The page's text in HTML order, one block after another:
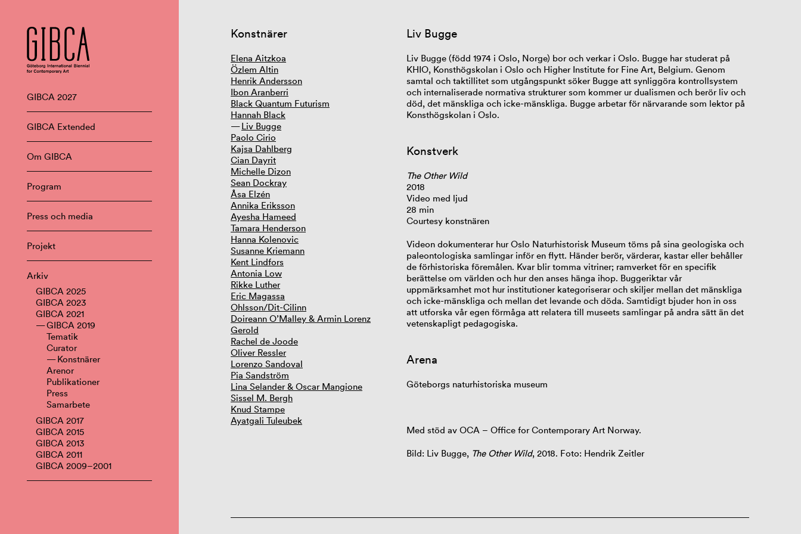
GIBCA 2027
GIBCA Extended
Om GIBCA
Program
Press och media
Projekt
Arkiv
GIBCA 2025
GIBCA 2023
GIBCA 2021
GIBCA 2019
Tematik
Curator
Konstnärer
Arenor
Publikationer
Press
Samarbete
GIBCA 2017
GIBCA 2015
GIBCA 2013
GIBCA 2011
GIBCA 2009–2001
Konstnärer
Elena Aitzkoa
Özlem Altin
Henrik Andersson
Ibon Aranberri
Black Quantum Futurism
Hannah Black
Liv Bugge
Paolo Cirio
Kajsa Dahlberg
Cian Dayrit
Michelle Dizon
Sean Dockray
Åsa Elzén
Annika Eriksson
Ayesha Hameed
Tamara Henderson
Hanna Kolenovic
Susanne Kriemann
Kent Lindfors
Antonia Low
Rikke Luther
Eric Magassa
Ohlsson/Dit-Cilinn
Doireann O’Malley & Armin Lorenz
Gerold
Rachel de Joode
Oliver Ressler
Lorenzo Sandoval
Pia Sandström
Lina Selander & Oscar Mangione
Sissel M. Bergh
Knud Stampe
Ayatgali Tuleubek
Liv Bugge
Liv Bugge (född 1974 i Oslo, Norge) bor och verkar i Oslo. Bugge har studerat på
KHIO, Konsthögskolan i Oslo och Higher Institute for Fine Art, Belgium. Genom
samtal och taktillitet som utgångspunkt söker Bugge att synliggöra kontrollsystem
och internaliserade normativa strukturer som kommer ur dualismen och berör liv och
död, det mänskliga och icke-mänskliga. Bugge arbetar för närvarande som lektor på
Konsthögskolan i Oslo.
Konstverk
The Other Wild
2018
Video med ljud
28 min
Courtesy konstnären
Videon dokumenterar hur Oslo Naturhistorisk Museum töms på sina geologiska och
paleontologiska samlingar inför en flytt. Händer berör, värderar, kastar eller behåller
de förhistoriska föremålen. Kvar blir tomma vitriner; ramverket för en specifik
berättelse om världen och hur den anses hänga ihop. Buggeriktar vår
uppmärksamhet mot hur institutioner kategoriserar och skiljer mellan det mänskliga
och icke-mänskliga och mellan det levande och döda. Samtidigt bjuder hon in oss
att utforska vår egen förmåga att relatera till museets samlingar på andra sätt än det
vetenskapligt pedagogiska.
Arena
Göteborgs naturhistoriska museum
Med stöd av OCA – Office for Contemporary Art Norway.
Bild: Liv Bugge, The Other Wild, 2018. Foto: Hendrik Zeitler